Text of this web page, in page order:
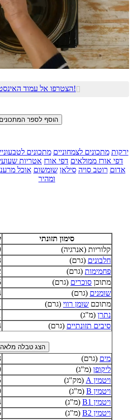
הצטרפו אל עמוד האינסטגרם של מעין!
ירקות מתכונים לצמחוניים מתכונים
דפי אורז ממולאים דפי אורז אטריות
אדום רוטב סויה סילאן שומשום אוכל
ומהיר
סימון תזונתי
קלוריות (אנרגיה)
חלבונים (גרם)
פחמימות (גרם)
מתוכן סוכרים (גרם)
שומנים (גרם)
מתוכם שומן רווי (גרם)
נתרן (מ"ג)
סיבים תזונתיים (גרם)
מים (גרם)
ליקופן (מ"ג)
ויטמין A
(מק"ג)
ויטמין B
(מ"ג)
ויטמין B1
(מ"ג)
ויטמין B2
(מ"ג)